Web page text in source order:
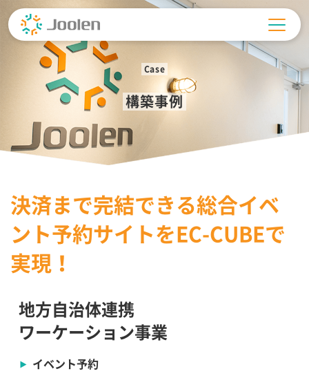
content
Case
構築事例
決済まで完結できる総合イベ
ント予約サイトをEC-CUBEで
実現！
地方自治体連携
ワーケーション事業
イベント予約